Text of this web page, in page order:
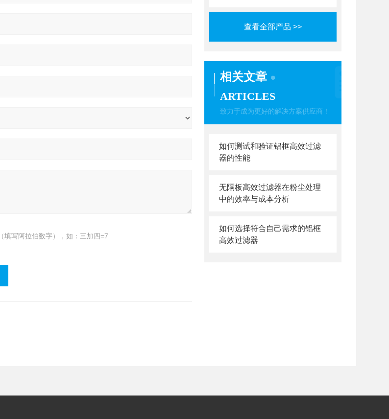
查看全部产品 >>
相关文章
ARTICLES
致力于成为更好的解决方案供应商！
如何测试和验证铝框高效过滤
器的性能
无隔板高效过滤器在粉尘处理
中的效率与成本分析
如何选择符合自己需求的铝框
高效过滤器
填写阿拉伯数字），如：三加四=7